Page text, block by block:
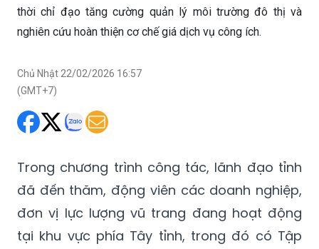
thời chỉ đạo tăng cường quản lý môi trường đô thị và
nghiên cứu hoàn thiện cơ chế giá dịch vụ công ích.
Chủ Nhật 22/02/2026 16:57
(GMT+7)
Trong chương trình công tác, lãnh đạo tỉnh
đã đến thăm, động viên các doanh nghiệp,
đơn vị lực lượng vũ trang đang hoạt động
tại khu vực phía Tây tỉnh, trong đó có Tập